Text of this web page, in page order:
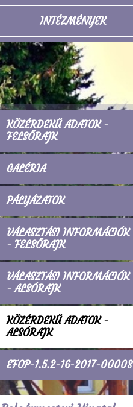
INTÉZMÉNYEK
KÖZÉRDEKŰ ADATOK -
FELSŐRAJK
GALÉRIA
PÁLYÁZATOK
VÁLASZTÁSI INFORMÁCIÓK
- FELSŐRAJK
VÁLASZTÁSI INFORMÁCIÓK
- ALSÓRAJK
KÖZÉRDEKŰ ADATOK -
ALSÓRAJK
EFOP-1.5.2-16-2017-00008